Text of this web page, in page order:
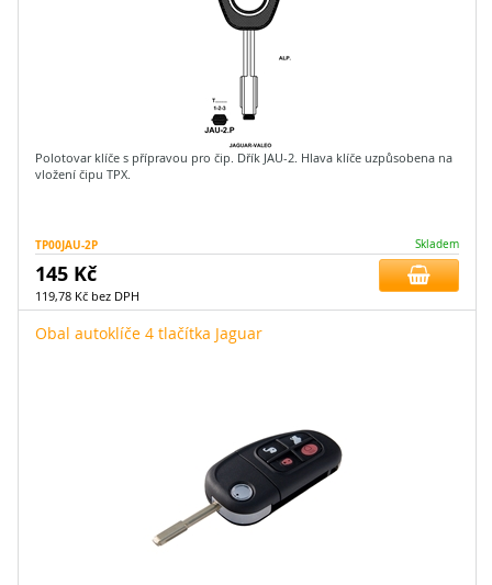
Polotovar klíče s přípravou pro čip. Dřík JAU-2. Hlava klíče uzpůsobena na
vložení čipu TPX.
TP00JAU-2P Skladem
145 Kč
119,78 Kč bez DPH
Obal autoklíče 4 tlačítka Jaguar